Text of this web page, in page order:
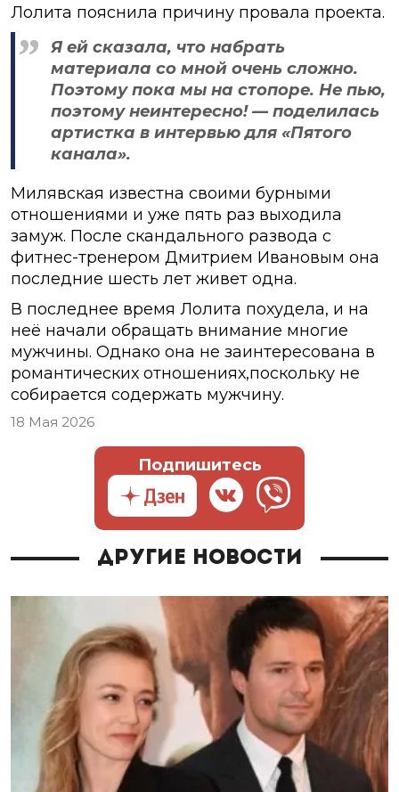
Лолита пояснила причину провала проекта.
Я ей сказала, что набрать
материала со мной очень сложно.
Поэтому пока мы на стопоре. Не пью,
поэтому неинтересно! — поделилась
артистка в интервью для «Пятого
канала».
Милявская известна своими бурными
отношениями и уже пять раз выходила
замуж. После скандального развода с
фитнес-тренером Дмитрием Ивановым она
последние шесть лет живет одна.
В последнее время Лолита похудела, и на
неё начали обращать внимание многие
мужчины. Однако она не заинтересована в
романтических отношениях,поскольку не
собирается содержать мужчину.
18 Мая 2026
Подпишитесь
Другие новости